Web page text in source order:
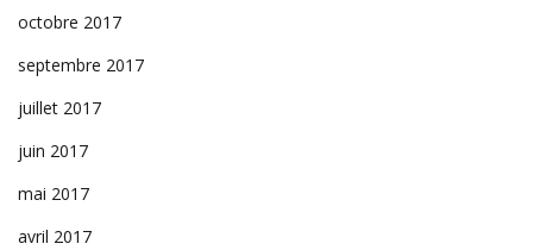
octobre 2017
septembre 2017
juillet 2017
juin 2017
mai 2017
avril 2017